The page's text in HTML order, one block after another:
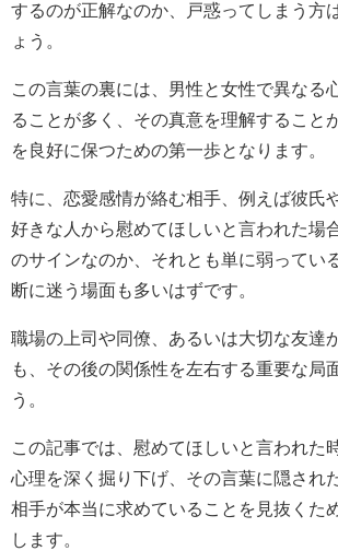
するのが正解なのか、戸惑ってしまう方
ょう。
この言葉の裏には、男性と女性で異なる
ることが多く、その真意を理解すること
を良好に保つための第一歩となります。
特に、恋愛感情が絡む相手、例えば彼氏
好きな人から慰めてほしいと言われた場
のサインなのか、それとも単に弱ってい
断に迷う場面も多いはずです。
職場の上司や同僚、あるいは大切な友達
も、その後の関係性を左右する重要な局
う。
この記事では、慰めてほしいと言われた
心理を深く掘り下げ、その言葉に隠され
相手が本当に求めていることを見抜くた
します。